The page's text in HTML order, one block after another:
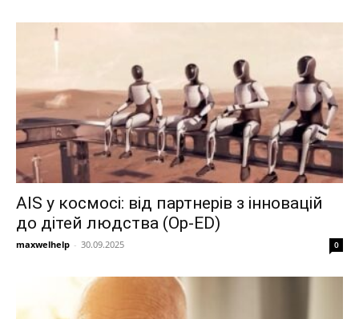
AIS у космосі: від партнерів з інновацій
до дітей людства (Op-ED)
maxwelhelp - 30.09.2025 0